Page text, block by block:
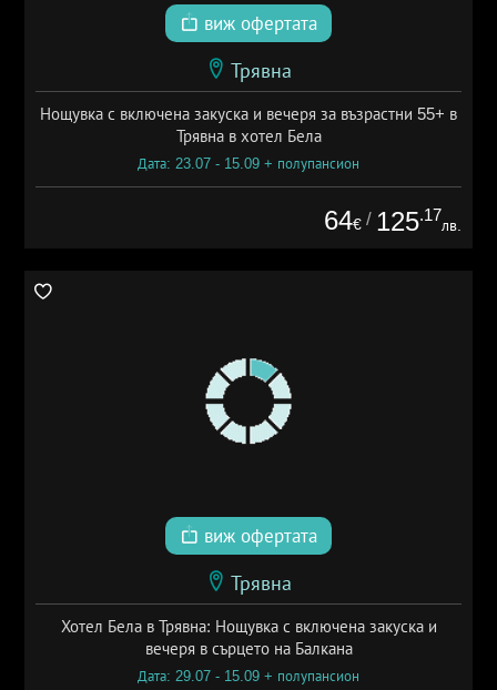
виж офертата
Трявна
Нощувка с включена закуска и вечеря за възрастни 55+ в
Трявна в хотел Бела
Дата: 23.07 - 15.09 + полупансион
64€ / 125.17
лв.
виж офертата
Трявна
Хотел Бела в Трявна: Нощувка с включена закуска и
вечеря в сърцето на Балкана
Дата: 29.07 - 15.09 + полупансион